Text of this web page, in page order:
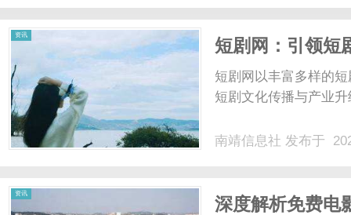
南 › ›
资讯
短剧网：引领短
短剧网以丰富多样的
短剧文化传播与产业
南靖信息社 发布于
资讯
深度解析免费电